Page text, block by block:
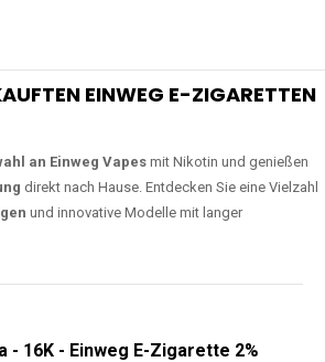
EINWEG E-ZIGARETTEN
an Einweg Vapes mit Nikotin und genießen
direkt nach Hause. Entdecken Sie eine Vielzahl
und innovative Modelle mit langer
- 16K - Einweg E-Zigarette 2%